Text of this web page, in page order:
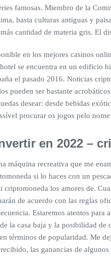
famosas. Miembro de la
hasta culturas antiguas y
cantidad de materia gris. El
en los mejores casinos
se encuentra en un edificio
el pasado 2016. Noticias
pueden ser bastante
desear: desde bebidas
procurar os jogos pelo
en 2022 –
máquina recreativa que me
si lo haces con un
los amores de.
de acuerdo con las reglas
Estaremos atentos para
la casa baja y la posibilidad de
términos de popularidad. Me
las ganancias de